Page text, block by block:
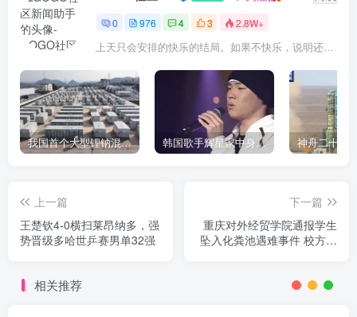
0 976 4 3 2.8W+
上天只会安排的快乐的结局。如果不快乐，说明还不是最后结局
我国首个大型锂钠混合储能站投产，开启储能新时代 韩国歌手辉星家中身亡，终年43岁，警方调查死因
上一篇
王楚钦4-0横扫莱昂纳多，强
势晋级多哈世乒赛男单32强
下一篇
重庆对外经贸学院通报学生
坠入化粪池遇难事件 校方全
相关推荐